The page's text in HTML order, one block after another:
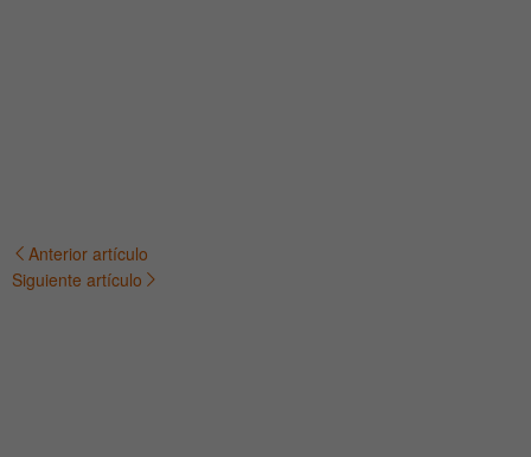
Navegación
Anterior artículo
Siguiente artículo